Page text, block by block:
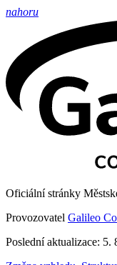
nahoru
Oficiální stránky
Provozovatel Galileo
Poslední aktualizace: 5.